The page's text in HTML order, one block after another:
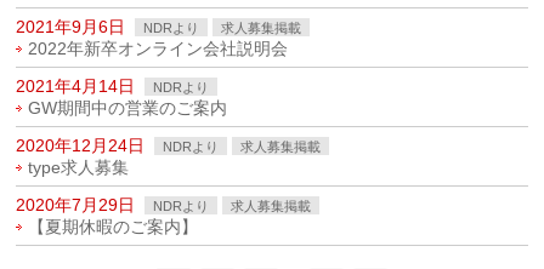
2021年9月6日
NDRより 求人募集掲載
2022年新卒オンライン会社説明会
2021年4月14日
NDRより
GW期間中の営業のご案内
2020年12月24日
NDRより 求人募集掲載
type求人募集
2020年7月29日
NDRより 求人募集掲載
【夏期休暇のご案内】